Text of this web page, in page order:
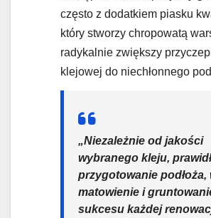
często z dodatkiem piasku
który stworzy chropowatą
radykalnie zwiększy
klejowej do niechłonnego
„Niezależnie od jakości
wybranego kleju,
przygotowanie podłoża,
matowienie i
sukcesu każdej